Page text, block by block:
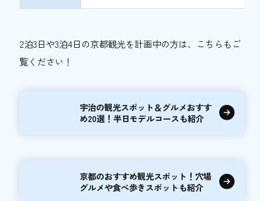
2泊3日や3泊4日の京都観光を計画中の方は、こちらもご
覧ください！
宇治の観光スポット＆グルメおすす
め20選！半日モデルコースも紹介
京都のおすすめ観光スポット！穴場
グルメや食べ歩きスポットも紹介